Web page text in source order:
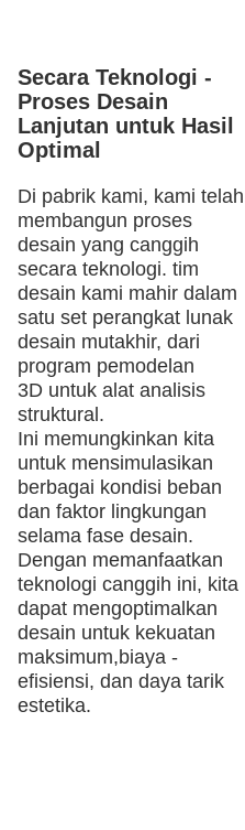
Secara Teknologi -
Proses Desain
Lanjutan untuk Hasil
Optimal
Di pabrik kami, kami telah
membangun proses
desain yang canggih
secara teknologi. tim
desain kami mahir dalam
satu set perangkat lunak
desain mutakhir, dari
program pemodelan
3D untuk alat analisis
struktural.
Ini memungkinkan kita
untuk mensimulasikan
berbagai kondisi beban
dan faktor lingkungan
selama fase desain.
Dengan memanfaatkan
teknologi canggih ini, kita
dapat mengoptimalkan
desain untuk kekuatan
maksimum,biaya -
efisiensi, dan daya tarik
estetika.